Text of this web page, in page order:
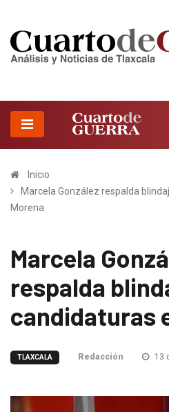
Inicio
Marcela González respalda
Morena
Marcela
respalda
candidaturas
TLAXCALA Redacción 13